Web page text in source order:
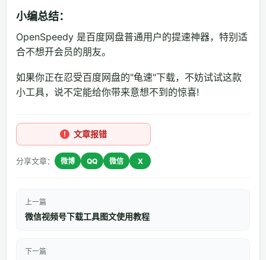
小编总结：
OpenSpeedy 是百度网盘普通用户的提速神器，特别适
合不想开会员的朋友。
如果你正在忍受百度网盘的"龟速"下载，不妨试试这款
小工具，说不定能给你带来意想不到的惊喜!
文章报错
分享文章： 微博 QQ 微信 X
上一篇
微信视频号下载工具图文使用教程
下一篇